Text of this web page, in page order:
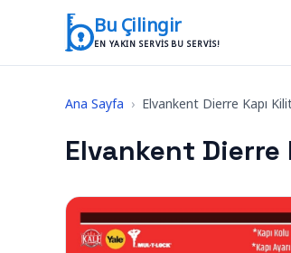
İçeriğe geç
Bu Çilingir
EN YAKIN SERVIS BU SERVIS!
Ana Sayfa › Elvankent Dierre Kapı
Elvankent Dierre